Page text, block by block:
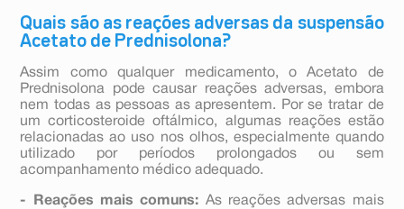
Quais são as reações adversas da suspensão
Acetato de Prednisolona?
Assim como qualquer medicamento, o Acetato de
Prednisolona pode causar reações adversas, embora
nem todas as pessoas as apresentem. Por se tratar de
um corticosteroide oftálmico, algumas reações estão
relacionadas ao uso nos olhos, especialmente quando
utilizado por períodos prolongados ou sem
acompanhamento médico adequado.
- Reações mais comuns: As reações adversas mais